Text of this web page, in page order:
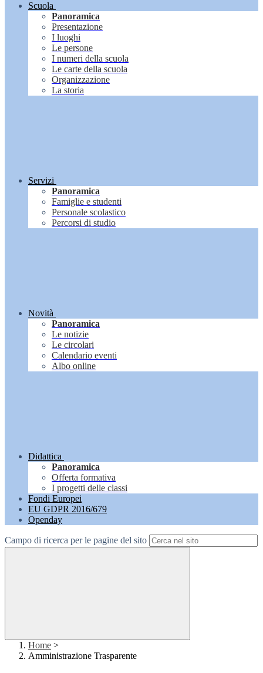
Scuola
Panoramica
Presentazione
I luoghi
Le persone
I numeri della scuola
Le carte della scuola
Organizzazione
La storia
Servizi
Panoramica
Famiglie e studenti
Personale scolastico
Percorsi di studio
Novità
Panoramica
Le notizie
Le circolari
Calendario eventi
Albo online
Didattica
Panoramica
Offerta formativa
I progetti delle classi
Fondi Europei
EU GDPR 2016/679
Openday
Campo di ricerca per le pagine del sito
Home >
Amministrazione Trasparente